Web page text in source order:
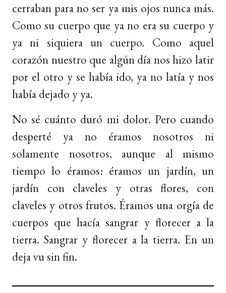
cerraban para no ser ya mis ojos nunca más.
Como su cuerpo que ya no era su cuerpo y
ya ni siquiera un cuerpo. Como aquel
corazón nuestro que algún día nos hizo latir
por el otro y se había ido, ya no latía y nos
había dejado y ya.
No sé cuánto duró mi dolor. Pero cuando
desperté ya no éramos nosotros ni
solamente nosotros, aunque al mismo
tiempo lo éramos: éramos un jardín, un
jardín con claveles y otras flores, con
claveles y otros frutos. Éramos una orgía de
cuerpos que hacía sangrar y florecer a la
tierra. Sangrar y florecer a la tierra. En un
deja vu sin fin.